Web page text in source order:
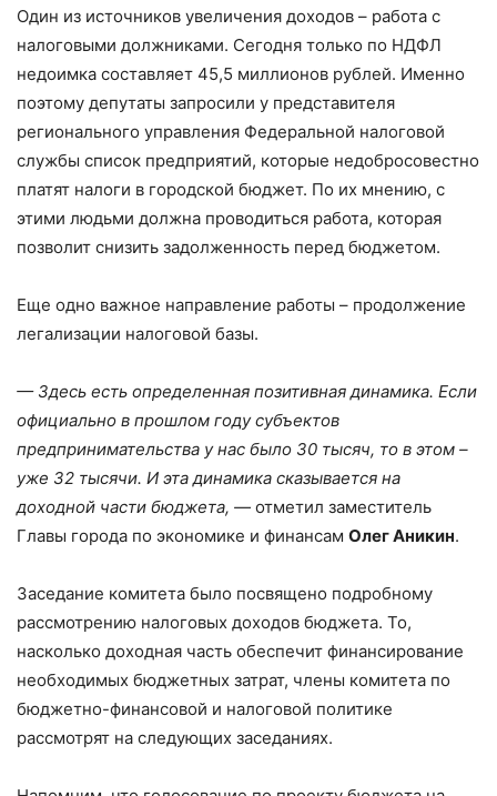
Один из источников увеличения доходов – работа с
налоговыми должниками. Сегодня только по НДФЛ
недоимка составляет 45,5 миллионов рублей. Именно
поэтому депутаты запросили у представителя
регионального управления Федеральной налоговой
службы список предприятий, которые недобросовестно
платят налоги в городской бюджет. По их мнению, с
этими людьми должна проводиться работа, которая
позволит снизить задолженность перед бюджетом.
Еще одно важное направление работы – продолжение
легализации налоговой базы.
— Здесь есть определенная позитивная динамика. Если
официально в прошлом году субъектов
предпринимательства у нас было 30 тысяч, то в этом –
уже 32 тысячи. И эта динамика сказывается на
доходной части бюджета, — отметил заместитель
Главы города по экономике и финансам Олег Аникин.
Заседание комитета было посвящено подробному
рассмотрению налоговых доходов бюджета. То,
насколько доходная часть обеспечит финансирование
необходимых бюджетных затрат, члены комитета по
бюджетно-финансовой и налоговой политике
рассмотрят на следующих заседаниях.